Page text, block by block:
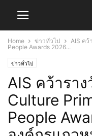
Home ข่าวทั่วไป
AIS คว้
People Awards 2026...
ข่าวทั่วไป
AIS คว้ารา
Culture
People